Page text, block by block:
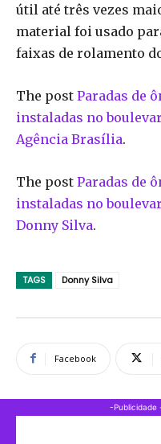
útil até três vezes
material foi usado
faixas de rolamento
The post Paradas de
instaladas no
Agência Brasília.
The post Paradas de
instaladas no
Donny Silva.
TAGS Donny Silva
Facebook
-Publicidade